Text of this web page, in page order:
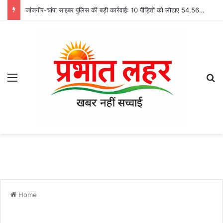
जांजगीर-चांपा साइबर पुलिस की बड़ी कार्रवाई: 10 पीड़ितों को लौटाए 54,568 रुपये, ठगी की रकम वापस कराने की प्रक्रिया जारी
Menu
Home